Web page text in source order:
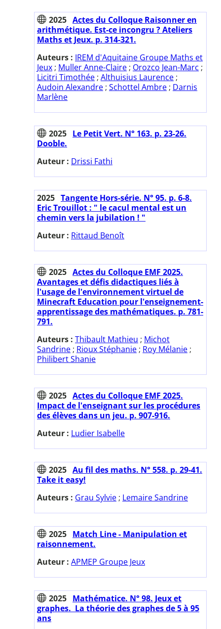
2025 Actes du Colloque Raisonner en
arithmétique. Est-ce incongru ? Ateliers
Maths et Jeux. p. 314-321.
Auteurs : IREM d'Aquitaine Groupe Maths et
Jeux ; Muller Anne-Claire ; Orozco Jean-Marc ;
Licitri Timothée ; Althuisius Laurence ;
Audoin Alexandre ; Schottel Ambre ; Darnis
Marlène
2025 Le Petit Vert. N° 163. p. 23-26.
Dooble.
Auteur : Drissi Fathi
2025 Tangente Hors-série. N° 95. p. 6-8.
Eric Trouillot : " le cacul mental est un
chemin vers la jubilation ! "
Auteur : Rittaud Benoît
2025 Actes du Colloque EMF 2025.
Avantages et défis didactiques liés à
l'usage de l'environnement virtuel de
Minecraft Education pour l'enseignement-
apprentissage des mathématiques. p. 781-
791.
Auteurs : Thibault Mathieu ; Michot
Sandrine ; Rioux Stéphanie ; Roy Mélanie ;
Philibert Shanie
2025 Actes du Colloque EMF 2025.
Impact de l'enseignant sur les procédures
des élèves dans un jeu. p. 907-916.
Auteur : Ludier Isabelle
2025 Au fil des maths. N° 558. p. 29-41.
Take it easy!
Auteurs : Grau Sylvie ; Lemaire Sandrine
2025 Match Line - Manipulation et
raisonnement.
Auteur : APMEP Groupe Jeux
2025 Mathématice. N° 98. Jeux et
graphes. La théorie des graphes de 5 à 95
ans